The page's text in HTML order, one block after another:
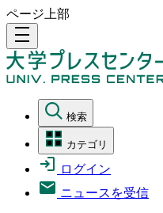
ページ上部
density_medium
検索
カテゴリ
ログイン
ニュースを受信